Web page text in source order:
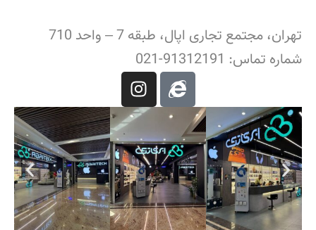
تهران، مجتمع تجاری اپال، طبقه 7 – واحد 710
شماره تماس: 91312191-021